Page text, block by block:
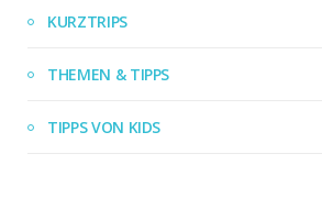
KURZTRIPS
THEMEN & TIPPS
TIPPS VON KIDS